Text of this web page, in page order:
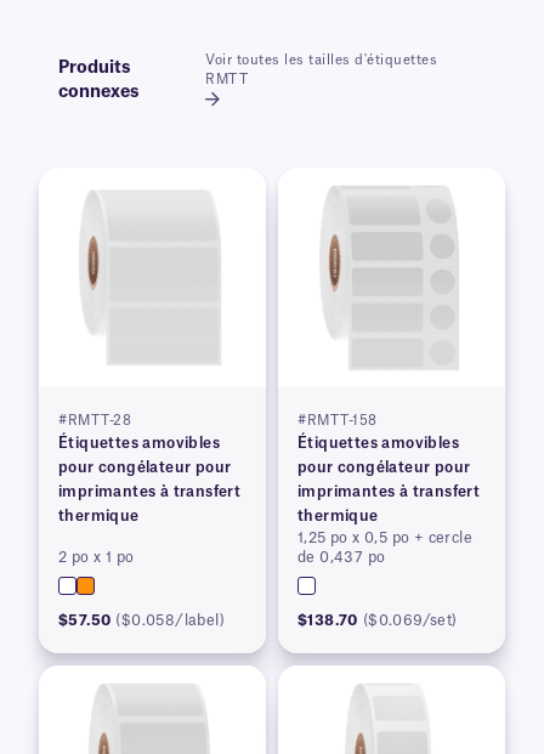
Produits
connexes
Voir toutes les tailles d'étiquettes
RMTT
#RMTT-28
Étiquettes amovibles
pour congélateur pour
imprimantes à transfert
thermique
2 po x 1 po
$57.50 ($0.058/label)
#RMTT-158
Étiquettes amovibles
pour congélateur pour
imprimantes à transfert
thermique
1,25 po x 0,5 po + cercle
de 0,437 po
$138.70 ($0.069/set)